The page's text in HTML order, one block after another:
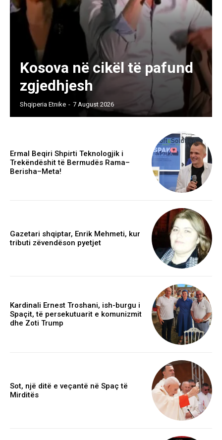
Kosova në cikël të pafund
zgjedhjesh
Shqiperia Etnike - 7 August 2026
Ermal Beqiri Shpirti Teknologjik i
Trekëndëshit të Bermudës Rama–
Berisha–Meta!
Gazetari shqiptar, Enrik Mehmeti, kur
tributi zëvendëson pyetjet
Kardinali Ernest Troshani, ish-burgu i
Spaçit, të persekutuarit e komunizmit
dhe Zoti Trump
Sot, një ditë e veçantë në Spaç të
Mirditës